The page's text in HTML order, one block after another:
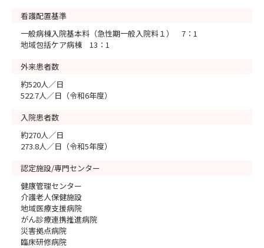
看護配置基準
一般病棟入院基本料（急性期一般入院料１） 7：1
地域包括ケア病棟 13：1
外来患者数
約520人／日
522.7人／日（令和6年度）
入院患者数
約270人／日
273.8人／日（令和5年度）
認定施設/専門センター
健康管理センター
介護老人保健施設
地域医療支援病院
がん診療連携推進病院
災害拠点病院
臨床研修病院